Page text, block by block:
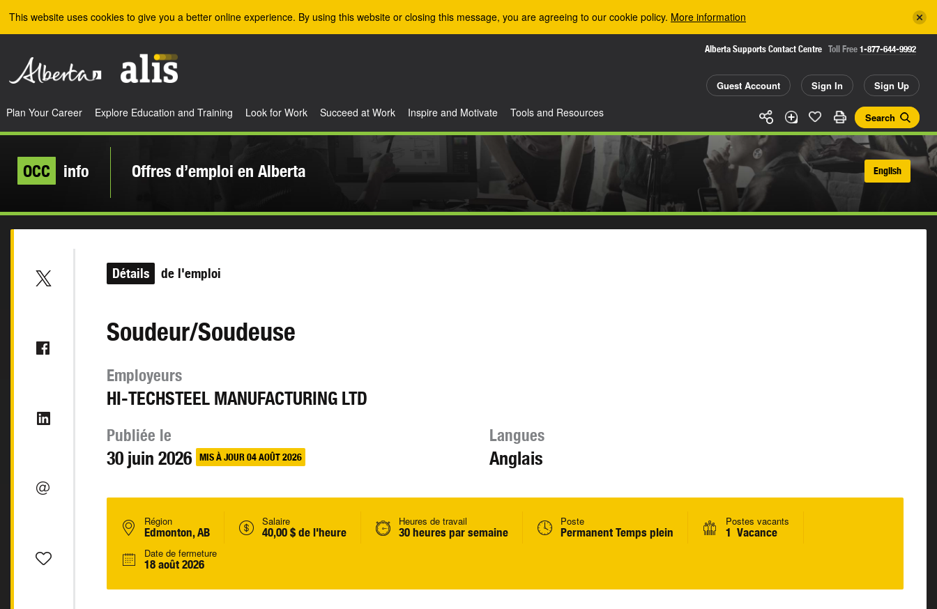
This website uses cookies to give you a better online experience. By using this website or closing this message, you are agreeing to our cookie policy. More information
Alberta Supports Contact Centre Toll Free 1-877-644-9992
Guest Account Sign In Sign Up
Search
Plan Your Career Explore Education and Training Look for Work Succeed at Work Inspire and Motivate Tools and Resources
OCC info Offres d’emploi en Alberta English
Détails de l'emploi
Soudeur/Soudeuse
Employeurs
HI-TECHSTEEL MANUFACTURING LTD
Publiée le
30 juin 2026 MIS À JOUR 04 AOÛT 2026
Langues
Anglais
Région
Edmonton, AB
Salaire
40,00 $ de l'heure
Heures de travail
30 heures par semaine
Poste
Permanent Temps plein
Postes vacants
1 Vacance
Date de fermeture
18 août 2026